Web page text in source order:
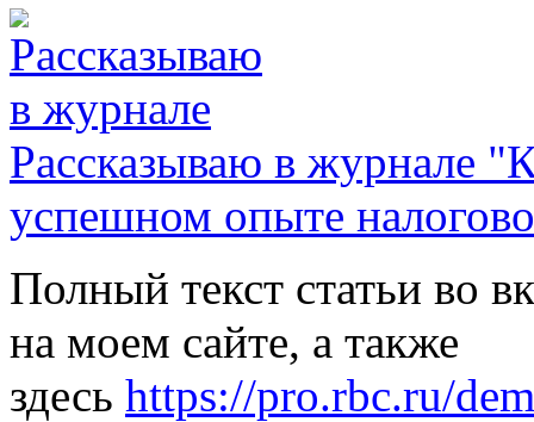
Рассказываю в журнале
успешном опыте
Полный текст статьи во
на моем сайте, а также
здесь https://pro.rbc.ru/